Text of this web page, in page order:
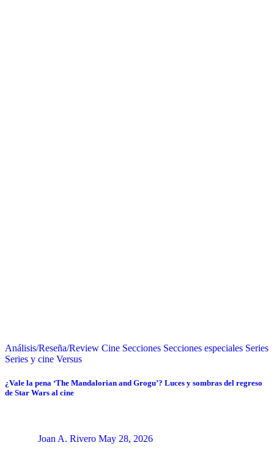
Análisis/Reseña/Review Cine Secciones Secciones especiales Series
Series y cine Versus
¿Vale la pena ‘The Mandalorian and Grogu’? Luces y sombras del regreso
de Star Wars al cine
Joan A. Rivero May 28, 2026